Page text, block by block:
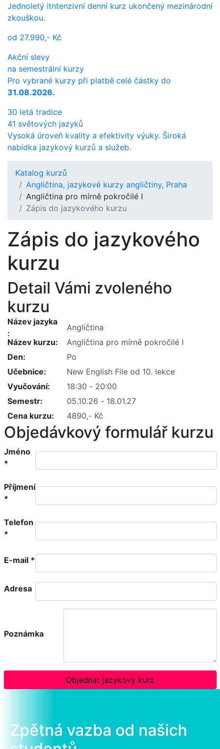
Jednoletý itntenzivní denní kurz ukončený mezinárodní
zkouškou.
od 27.990,- Kč
Akční slevy
na semestrální kurzy
Pro vybrané kurzy při platbě celé částky do
31.08.2026.
30 letá tradice
41 světových jazyků
Vysoká úroveň kvality a efektivity výuky. Široká
nabídka jazykový kurzů a služeb.
Katalog kurzů
Angličtina, jazykové kurzy angličtiny, Praha
Angličtina pro mírně pokročilé I
Zápis do jazykového kurzu
Zápis do jazykového
kurzu
Detail Vámi zvoleného
kurzu
Název jazyka
Název kurzu
Den
Učebnice
Vyučování
Semestr
Cena kurzu
Objedávkový formulář kurzu
Jméno
*
Příjmení
*
Telefon
*
E-mail *
Adresa
Poznámka
Objednat jazykový kurz
Zpětná vazba od našich